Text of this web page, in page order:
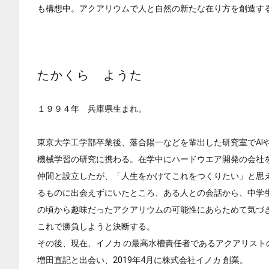
も構想中。アクアリウムで人と自然の新たな在り方を創造す
たかくら ようた
１９９４年 兵庫県生まれ。
東京大学工学部卒業後、落合陽一などを輩出した研究室でAI
機械学習の研究に携わる。在学中にハードウエア開発の会社
仲間と設立したが、「人生をかけてこれをつくりたい」と思
るものに出会えずにいたところ、ある人との会話から、中学
の頃から趣味だったアクアリウムの可能性にあらためて気づ
これで勝負しようと決断する。
その後、現在、イノカ の最高水槽責任者であるアクアリスト
増田直記と出会い、2019年4月に株式会社イノカ 創業。